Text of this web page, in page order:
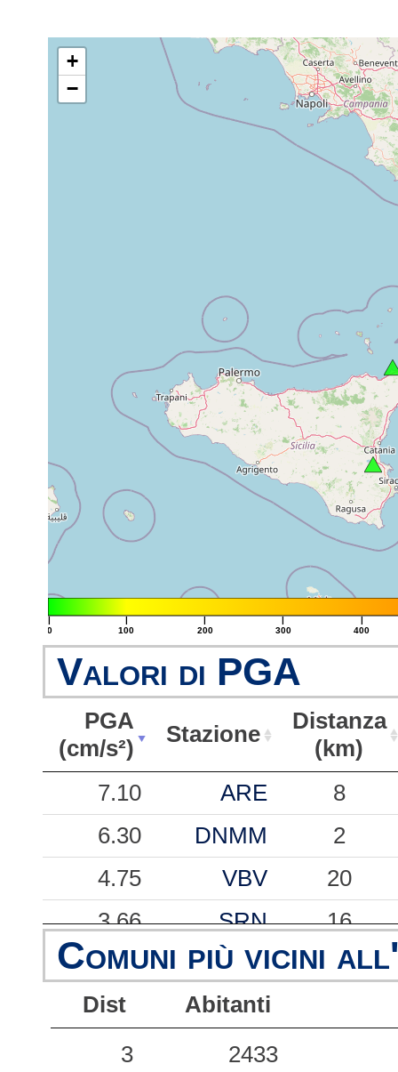
+
−
|
0
|
100
|
200
|
300
|
400
Valori di PGA
PGA
(cm/s²)
Stazione
Distanza
(km)
PGA
(cm/s²)
Stazione
Distanza
(km)
7.10 ARE
8
6.30
DNMM
2
4.75
VBV
20
3.66
SRN
16
2.63
BRO
20
1.34
FDF
1.03
STI
Comuni più vicini
Dist
Abitanti
3
2433